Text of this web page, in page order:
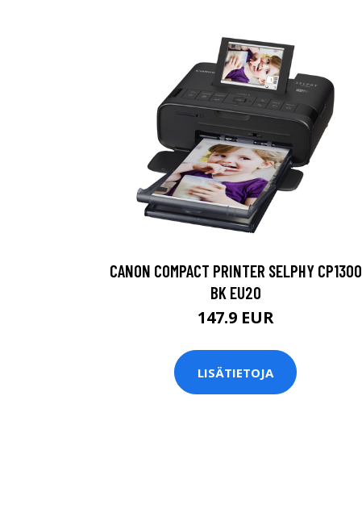
CANON COMPACT PRINTER SELPHY CP1300
BK EU20
147.9 EUR
LISÄTIETOJA